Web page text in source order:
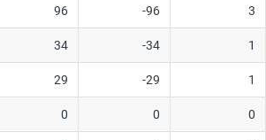
96 -96 3
34 -34 1
29 -29 1
0 0 0